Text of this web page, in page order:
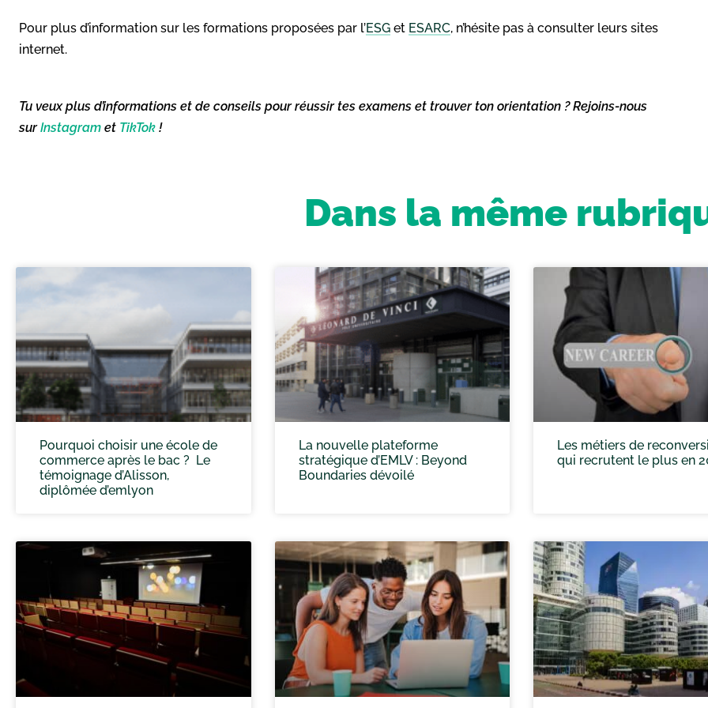
Pour plus d’information sur les formations proposées par l’ESG et ESARC, n’hésite pas à consulter leurs sites
internet.
Tu veux plus d’informations et de conseils pour réussir tes examens et trouver ton orientation ? Rejoins-nous
surInstagram et TikTok !
Dans la même
Pourquoi choisir une école de
commerce après le bac ? Le
témoignage d’Alisson,
diplômée d’emlyon
La nouvelle plateforme
stratégique d’EMLV : Beyond
Boundaries dévoilé
Les métiers de
qui recrutent le plus en